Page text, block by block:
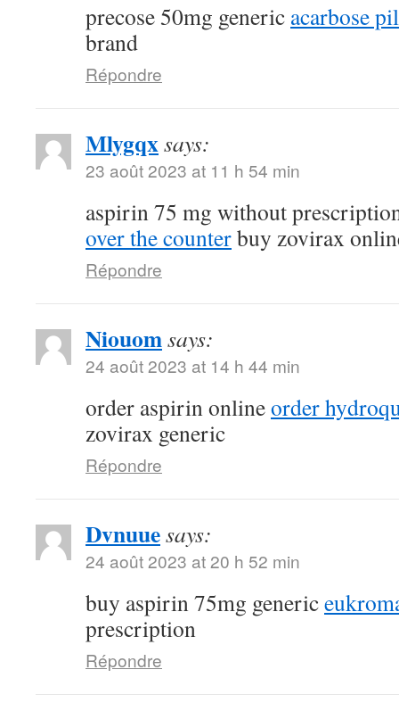
precose 50mg generic acarbose
brand
Répondre
Mlygqxsays:
23 août 2023 at 11 h 54 min
aspirin 75 mg without
over the counterbuy zovirax
Répondre
Niouomsays:
24 août 2023 at 14 h 44 min
order aspirin onlineorder
zovirax generic
Répondre
Dvnuuesays:
24 août 2023 at 20 h 52 min
buy aspirin 75mg generic
prescription
Répondre